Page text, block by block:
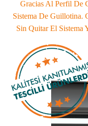
Gracias Al Perfil De
Sistema De Guillotina.
Sin Quitar El Sistema